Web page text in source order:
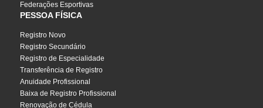
Federações Esportivas
PESSOA FÍSICA
Registro Novo
Registro Secundário
Registro de Especialidade
Transferência de Registro
Anuidade Profissional
Baixa de Registro Profissional
Renovação de Cédula